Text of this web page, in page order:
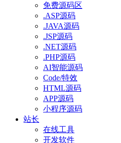
免费源码区
.ASP源码
.JAVA源码
.JSP源码
.NET源码
.PHP源码
AI智能源码
Code/特效
HTML源码
APP源码
小程序源码
站长
在线工具
开发软件